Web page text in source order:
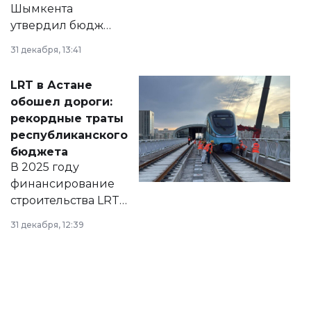
Шымкента
утвердил бюджет
города на 2026–
2028 годы.
документ
появился в базе
нормативных
правовых актов и
на сайте маслихат
города.
31 декабря, 13:41
LRT в Астане
обошел дороги:
рекордные траты
республиканского
бюджета
В 2025 году
финансирование
строительства LRT
в Астане из
республиканского
31 декабря, 12:39